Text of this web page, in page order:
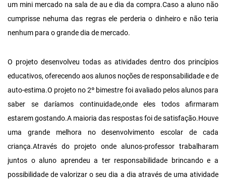
um mini mercado na sala de au e dia da compra.Caso a aluno não
cumprisse nehuma das regras ele perderia o dinheiro e não teria
nenhum para o grande dia de mercado.
O projeto desenvolveu todas as atividades dentro dos princípios
educativos, oferecendo aos alunos noções de responsabilidade e de
auto-estima.O projeto no 2º bimestre foi avaliado pelos alunos para
saber se daríamos continuidade,onde eles todos afirmaram
estarem gostando.A maioria das respostas foi de satisfação.Houve
uma grande melhora no desenvolvimento escolar de cada
criança.Através do projeto onde alunos-professor trabalharam
juntos o aluno aprendeu a ter responsabilidade brincando e a
possibilidade de valorizar o seu dia a dia através de uma atividade